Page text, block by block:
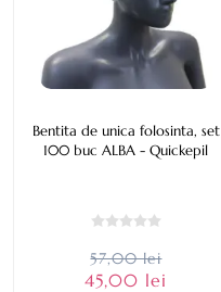
Bentita de unica folosinta, set
100 buc ALBA - Quickepil
57,00 lei
45,00 lei